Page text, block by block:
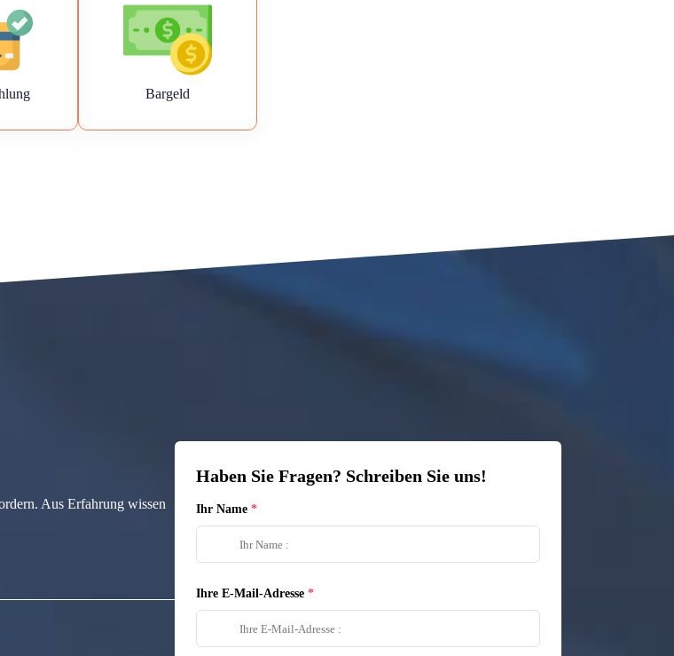
Bargeld
Aus Erfahrung wissen
Haben Sie Fragen? Schreiben Sie uns!
Ihr Name
Ihre E-Mail-Adresse